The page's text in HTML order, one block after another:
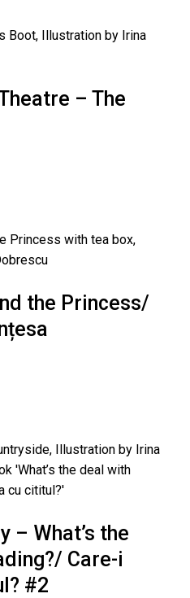
– The
the Princess/
– What’s the
Care-i
#2